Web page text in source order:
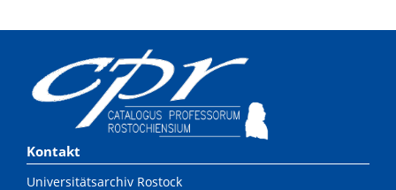
Kontakt
Universitätsarchiv Rostock